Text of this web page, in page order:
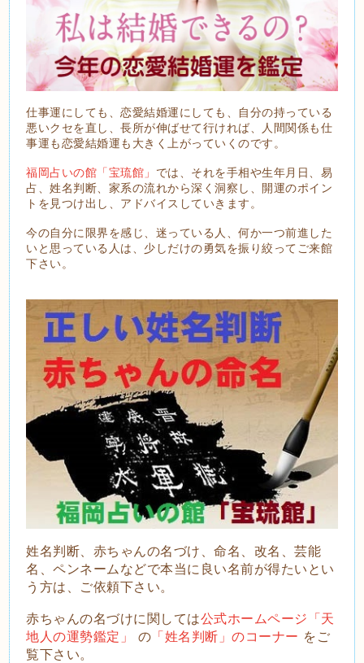
仕事運にしても、恋愛結婚運にしても、自分の持っている
悪いクセを直し、長所が伸ばせて行ければ、人間関係も仕
事運も恋愛結婚運も大きく上がっていくのです。
福岡占いの館「宝琉館」 では、それを手相や生年月日、易
占、姓名判断、家系の流れから深く洞察し、開運のポイン
トを見つけ出し、アドバイスしていきます。
今の自分に限界を感じ、迷っている人、何か一つ前進した
いと思っている人は、少しだけの勇気を振り絞ってご来館
下さい。
姓名判断、赤ちゃんの名づけ、命名、改名、芸能
名、ペンネームなどで本当に良い名前が得たいとい
う方は、ご依頼下さい。
赤ちゃんの名づけに関しては公式ホームページ「天
地人の運勢鑑定」
の 「姓名判断」のコーナー をご
覧下さい。